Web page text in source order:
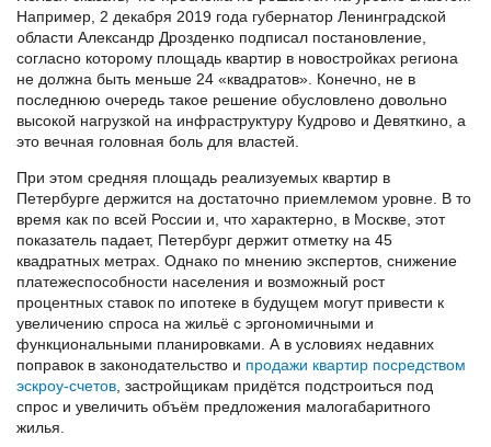
Например, 2 декабря 2019 года губернатор Ленинградской
области Александр Дрозденко подписал постановление,
согласно которому площадь квартир в новостройках региона
не должна быть меньше 24 «квадратов». Конечно, не в
последнюю очередь такое решение обусловлено довольно
высокой нагрузкой на инфраструктуру Кудрово и Девяткино, а
это вечная головная боль для властей.
При этом средняя площадь реализуемых квартир в
Петербурге держится на достаточно приемлемом уровне. В то
время как по всей России и, что характерно, в Москве, этот
показатель падает, Петербург держит отметку на 45
квадратных метрах. Однако по мнению экспертов, снижение
платежеспособности населения и возможный рост
процентных ставок по ипотеке в будущем могут привести к
увеличению спроса на жильё с эргономичными и
функциональными планировками. А в условиях недавних
поправок в законодательство и продажи квартир посредством
эскроу-счетов , застройщикам придётся подстроиться под
спрос и увеличить объём предложения малогабаритного
жилья.